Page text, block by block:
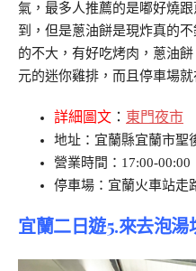
氣，最多人推薦的是嘟好燒
到，但是蔥油餅是現炸真的
的不大，有好吃烤肉，蔥油
元的迷你雞排，而且停車場就
詳細圖文 ： 東門夜市
地址：宜蘭縣宜蘭市聖
營業時間：17:00-00:00
停車場：宜蘭火車站走
宜蘭二日遊5.來去泡湯